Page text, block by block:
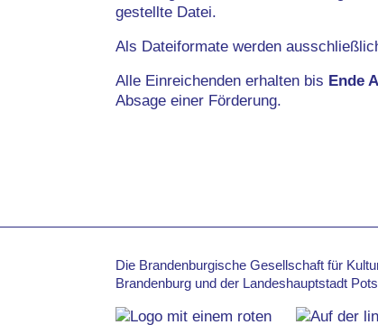
gestellte Datei.
Als Dateiformate werden
Alle Einreichenden erhalten bis Ende
Absage einer Förderung.
Die Brandenburgische Gesellschaft für
Brandenburg und der Landeshauptstadt